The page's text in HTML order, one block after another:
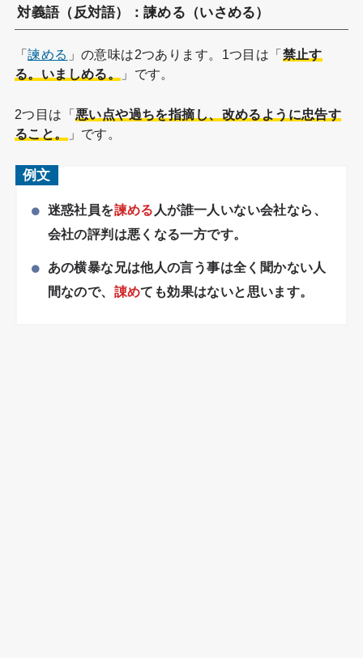
対義語（反対語）：諫める（いさめる）
「諫める 」の意味は2つあります。1つ目は「禁止す
る。いましめる。
」です。
2つ目は「悪い点や過ちを指摘し、改めるように忠告す
ること。
」です。
例文
迷惑社員を諫める 人が誰一人いない会社なら、
会社の評判は悪くなる一方です。
あの横暴な兄は他人の言う事は全く聞かない人
間なので、 諌めても効果はないと思います。